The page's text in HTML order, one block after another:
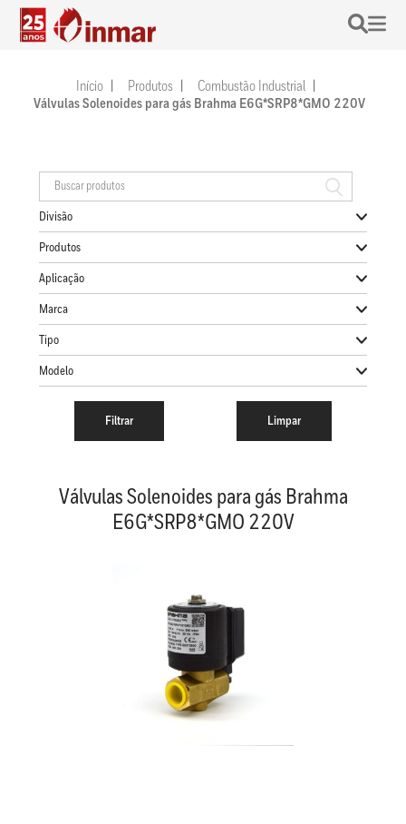
Início Produtos
Combustão Industrial
Válvulas Solenoides para gás Brahma E6G*SRP8*GMO 220V
Divisão
Produtos
Aplicação
Marca
Tipo
Modelo
Válvulas Solenoides para gás Brahma
E6G*SRP8*GMO 220V